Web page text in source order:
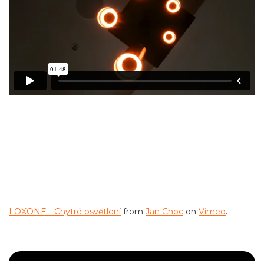
LOXONE - Chytré osvětlenífrom Jan Choc on Vimeo.